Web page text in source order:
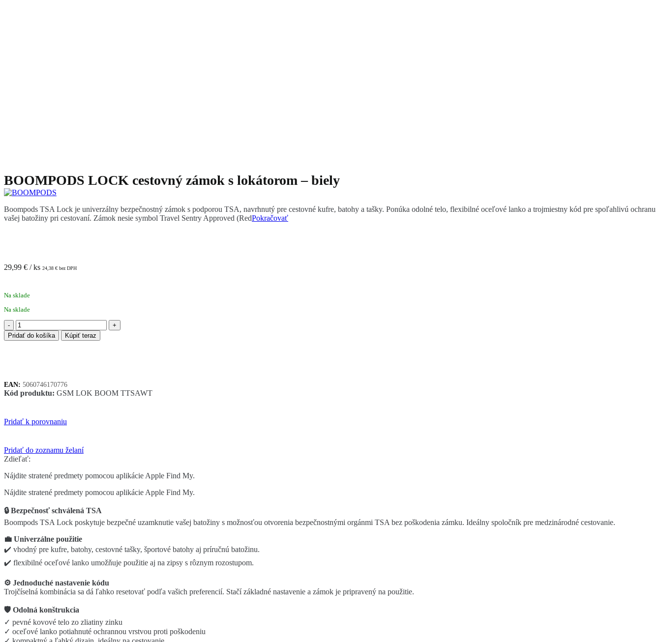
BOOMPODS LOCK cestovný zámok s lokátorom – biely
Boompods TSA Lock je univerzálny bezpečnostný zámok s podporou TSA, navrhnutý pre cestovné kufre, batohy a tašky. Ponúka odolné telo, flexibilné oceľové lanko a trojmiestny kód pre spoľahlivú ochranu
vašej batožiny pri cestovaní. Zámok nesie symbol Travel Sentry Approved (RedPokračovať
29,99 € / ks 24,38 € bez DPH
Na sklade
Na sklade
množstvo
BOOMPODS
LOCK
-
biely
Pridať do košíka Kúpiť teraz
EAN: 5060746170776
Kód produktu: GSM LOK BOOM TTSAWT
Pridať k porovnaniu
Pridať do zoznamu želaní
Zdieľať:
Nájdite stratené predmety pomocou aplikácie Apple Find My.
Nájdite stratené predmety pomocou aplikácie Apple Find My.
🔒 Bezpečnosť schválená TSA
Boompods TSA Lock poskytuje bezpečné uzamknutie vašej batožiny s možnosťou otvorenia bezpečnostnými orgánmi TSA bez poškodenia zámku. Ideálny spoločník pre medzinárodné cestovanie.
💼 Univerzálne použitie
✔️ vhodný pre kufre, batohy, cestovné tašky, športové batohy aj príručnú batožinu.
✔️ flexibilné oceľové lanko umožňuje použitie aj na zipsy s rôznym rozostupom.
⚙️ Jednoduché nastavenie kódu
Trojčíselná kombinácia sa dá ľahko resetovať podľa vašich preferencií. Stačí základné nastavenie a zámok je pripravený na použitie.
🛡️ Odolná konštrukcia
✓ pevné kovové telo zo zliatiny zinku
✓ oceľové lanko potiahnuté ochrannou vrstvou proti poškodeniu